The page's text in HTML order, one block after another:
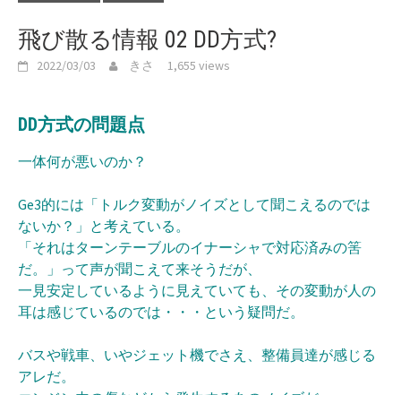
飛び散る情報 02 DD方式?
2022/03/03 きさ 1,655 views
DD方式の問題点
一体何が悪いのか？
Ge3的には「トルク変動がノイズとして聞こえるのでは
ないか？」と考えている。
「それはターンテーブルのイナーシャで対応済みの筈
だ。」って声が聞こえて来そうだが、
一見安定しているように見えていても、その変動が人の
耳は感じているのでは・・・という疑問だ。
バスや戦車、いやジェット機でさえ、整備員達が感じる
アレだ。